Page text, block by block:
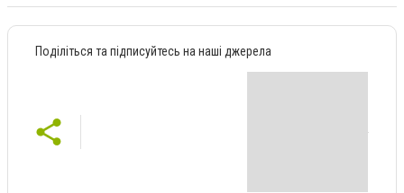
Поділіться та підписуйтесь на наші джерела